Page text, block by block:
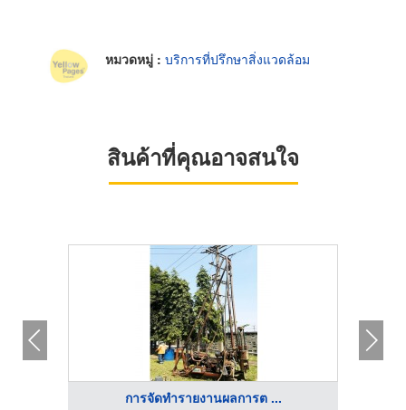
หมวดหมู่ : บริการที่ปรึกษาสิ่งแวดล้อม
สินค้าที่คุณอาจสนใจ
การจัดทำรายงานผลการต ...